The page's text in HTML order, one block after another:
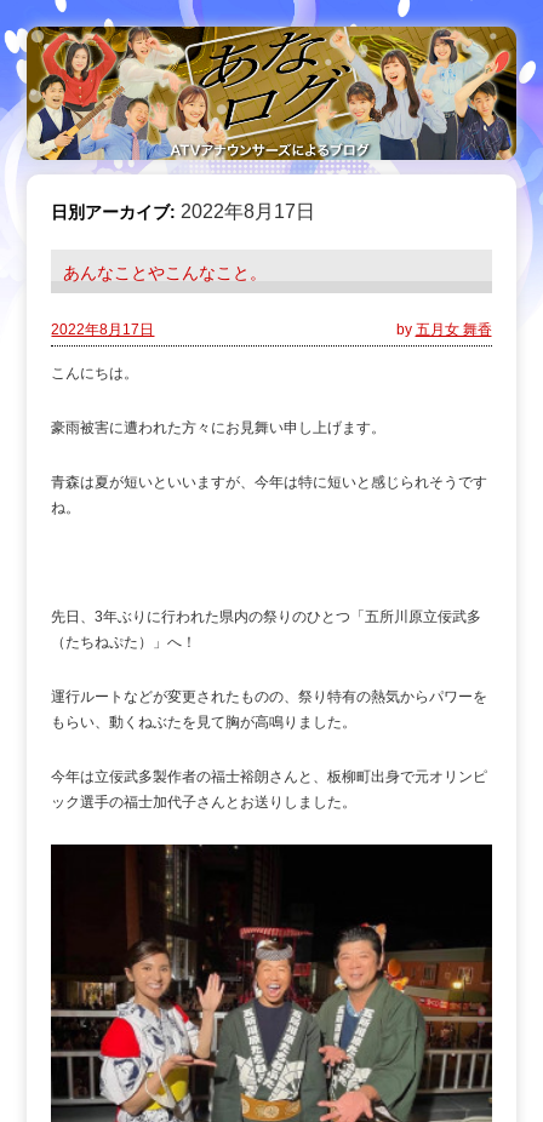
日別アーカイブ:2022年8月17日
あんなことやこんなこと。
2022年8月17日 by 五月女 舞香
こんにちは。
豪雨被害に遭われた方々にお見舞い申し上げます。
青森は夏が短いといいますが、今年は特に短いと感じられそうです
ね。
先日、3年ぶりに行われた県内の祭りのひとつ「五所川原立佞武多
（たちねぷた）」へ！
運行ルートなどが変更されたものの、祭り特有の熱気からパワーを
もらい、動くねぶたを見て胸が高鳴りました。
今年は立佞武多製作者の福士裕朗さんと、板柳町出身で元オリンピ
ック選手の福士加代子さんとお送りしました。